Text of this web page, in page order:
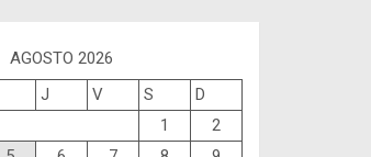
AGOSTO 2026
J V S
D
1
2